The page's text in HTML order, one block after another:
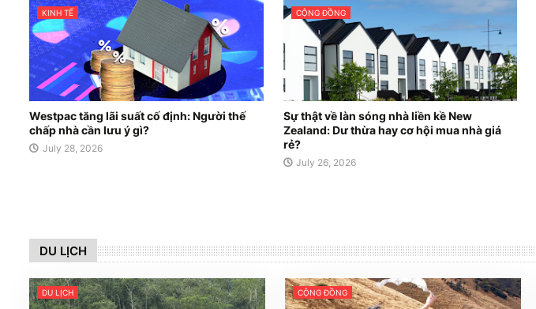
KINH TẾ
Westpac tăng lãi suất cố định: Người thế
chấp nhà cần lưu ý gì?
July 28, 2026
CỘNG ĐỒNG
Sự thật về làn sóng nhà liền kề New
Zealand: Dư thừa hay cơ hội mua nhà giá
rẻ?
July 26, 2026
DU LỊCH
DU LỊCH CỘNG ĐỒNG